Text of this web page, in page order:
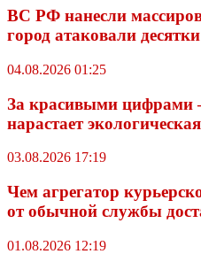
ВС РФ нанесли
город атаковали
04.08.2026 01:25
За красивыми
нарастает
03.08.2026 17:19
Чем агрегатор
от обычной службы
01.08.2026 12:19